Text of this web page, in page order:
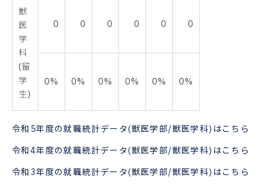
獣
医
学
科
(留
学
生)
0 0 0 0 0 0
0% 0% 0% 0% 0% 0%
令和5年度の就職統計データ(獣医学部/獣医学科)はこちら
令和4年度の就職統計データ(獣医学部/獣医学科)はこちら
令和3年度の就職統計データ(獣医学部/獣医学科)はこちら